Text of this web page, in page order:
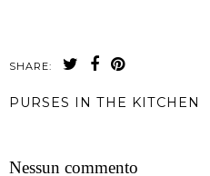
SHARE:
PURSES IN THE KITCHEN
Nessun commento